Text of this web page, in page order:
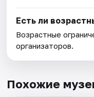
Есть ли
Возрастные
организаторов.
Похожие